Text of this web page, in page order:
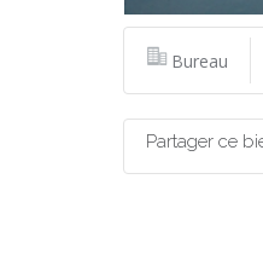
Bureau
Partager ce